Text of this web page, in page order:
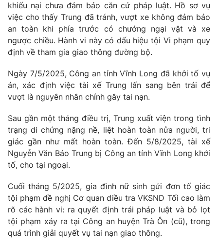
khiếu nại chưa đảm bảo căn cứ pháp luật. Hồ sơ vụ
việc cho thấy Trung đã tránh, vượt xe không đảm bảo
an toàn khi phía trước có chướng ngại vật và xe
ngược chiều. Hành vi này có dấu hiệu tội Vi phạm quy
định về tham gia giao thông đường bộ.
Ngày 7/5/2025, Công an tỉnh Vĩnh Long đã khởi tố vụ
án, xác định việc tài xế Trung lấn sang bên trái để
vượt là nguyên nhân chính gây tai nạn.
Sau gần một tháng điều trị, Trung xuất viện trong tình
trạng di chứng nặng nề, liệt hoàn toàn nửa người, tri
giác gần như mất hoàn toàn. Đến 5/8/2025, tài xế
Nguyễn Văn Bảo Trung bị Công an tỉnh Vĩnh Long khởi
tố, cho tại ngoại.
Cuối tháng 5/2025, gia đình nữ sinh gửi đơn tố giác
tội phạm đề nghị Cơ quan điều tra VKSND Tối cao làm
rõ các hành vi: ra quyết định trái pháp luật và bỏ lọt
tội phạm xảy ra tại Công an huyện Trà Ôn (cũ), trong
quá trình giải quyết vụ tai nạn giao thông.